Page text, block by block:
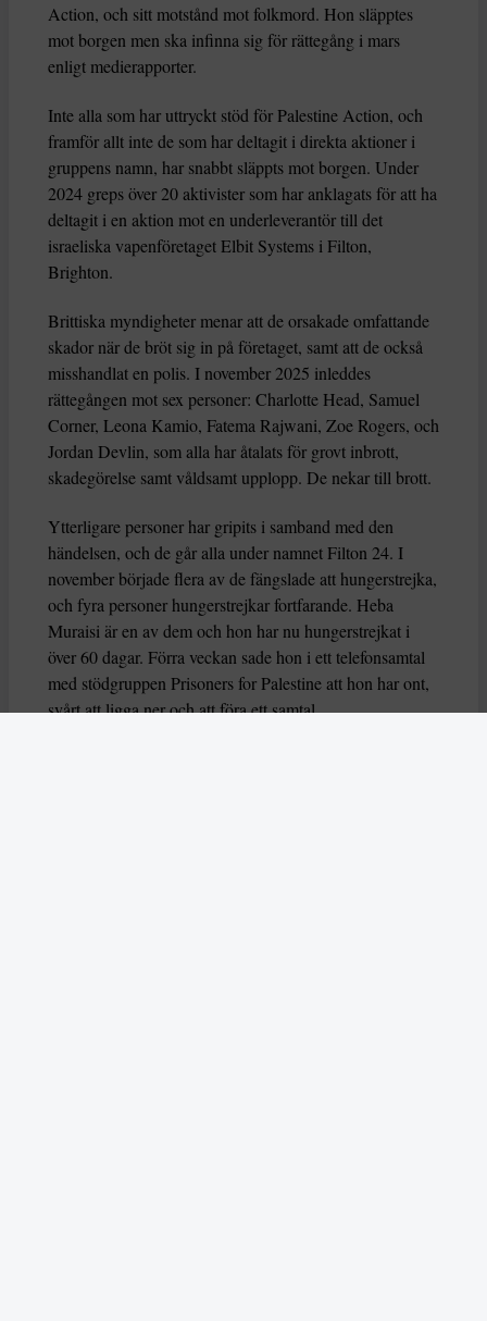
Action, och sitt motstånd mot folkmord. Hon släpptes
mot borgen men ska infinna sig för rättegång i mars
enligt medierapporter.
Inte alla som har uttryckt stöd för Palestine Action, och
framför allt inte de som har deltagit i direkta aktioner i
gruppens namn, har snabbt släppts mot borgen. Under
2024 greps över 20 aktivister som har anklagats för att ha
deltagit i en aktion mot en underleverantör till det
israeliska vapenföretaget Elbit Systems i Filton,
Brighton.
Brittiska myndigheter menar att de orsakade omfattande
skador när de bröt sig in på företaget, samt att de också
misshandlat en polis. I november 2025 inleddes
rättegången mot sex personer: Charlotte Head, Samuel
Corner, Leona Kamio, Fatema Rajwani, Zoe Rogers, och
Jordan Devlin, som alla har åtalats för grovt inbrott,
skadegörelse samt våldsamt upplopp. De nekar till brott.
Ytterligare personer har gripits i samband med den
händelsen, och de går alla under namnet Filton 24. I
november började flera av de fängslade att hungerstrejka,
och fyra personer hungerstrejkar fortfarande. Heba
Muraisi är en av dem och hon har nu hungerstrejkat i
över 60 dagar. Förra veckan sade hon i ett telefonsamtal
med stödgruppen Prisoners for Palestine att hon har ont,
svårt att ligga ner och att föra ett samtal.